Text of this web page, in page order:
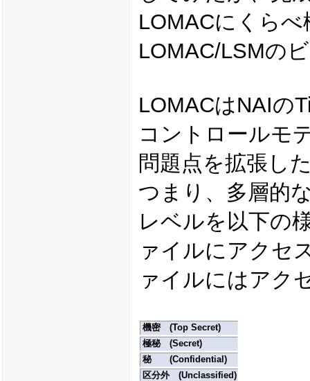
LOMACにくら
LOMAC/LSMの
LOMACはNAIの
コントロールモ
問題点を拡張し
つまり、多層的
レベルを以下の
ァイルにアクセ
ァイルにはアク
機密 (Top Secret)
極秘 (Secret)
秘 (Confidential)
区分外 (Unclassified)